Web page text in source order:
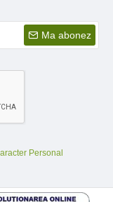
Ma abonez
Personal